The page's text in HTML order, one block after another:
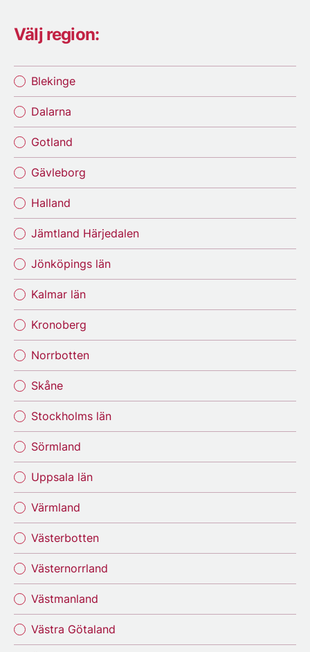
Välj region:
Blekinge
Dalarna
Gotland
Gävleborg
Halland
Jämtland Härjedalen
Jönköpings län
Kalmar län
Kronoberg
Norrbotten
Skåne
Stockholms län
Sörmland
Uppsala län
Värmland
Västerbotten
Västernorrland
Västmanland
Västra Götaland